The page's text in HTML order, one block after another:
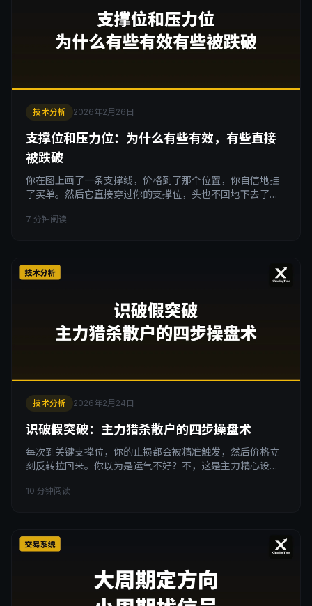
技术分析 2026年2月26日
支撑位和压力位：为什么有些有效，有些直接
被跌破
你在图上画了一条支撑线，价格到了那个位置，你自信地挂
了买单。然后它直接穿过你的支撑位，头也不回地下去了。
不是魔法屏障，它不会因为你画了一条线就挡住价格。想知
你手里有一件热门商品。起拍价 50 块，大家争相出价，
55、60、
7 分钟阅读
技术分析 2026年2月24日
识破假突破：主力猎杀散户的四步操盘术
每次到关键支撑位，你的止损都会被精准触发，然后价格立
刻反转拉回来。你以为是运气不好？不，这是主力精心设计
友再来看这篇文字版，我把主力操盘的四步底层逻辑全部拆
想：到支撑位了，该止跌了吧？于是你买入做多，止损设在
支撑位下方。
10 分钟阅读